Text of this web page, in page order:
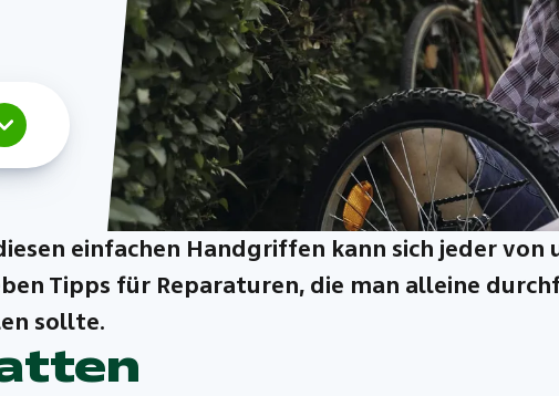
einfachen Handgriffen kann sich jeder von
Tipps für Reparaturen, die man alleine
sollte.